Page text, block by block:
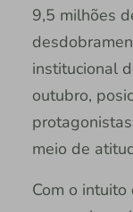
9,5 milhões
institucional
outubro,
meio de
Com o intuito